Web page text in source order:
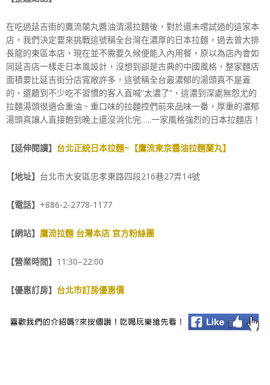
在吃過延吉街的鷹流蘭丸醬油清湯拉麵後，對於還未嚐試過的這家本
店，我們決定要來挑戰這號稱全台灣在濃厚的日本拉麵，過去曾大排
長龍的東區本店，現在並不需要久候便能入內用餐，原以為店內會如
同延吉店一樣走日本風設計，沒想到卻是古典的中國風格，整家麵店
面積要比延吉街分店寬敞許多，這號稱全台最濃郁的湯頭真不是蓋
的，還聽到不少吃不習慣的客人直喊”太濃了”，這濃到深處無怨尤的
拉麵湯頭很適合重油、重口味的拉麵控們前來品味一番，厚重的濃郁
湯頭真讓人直接飽到晚上還沒消化完…..一家風格強烈的日本拉麵店！
【延伸閱讀】 台北正統日本拉麵~【鷹流東京醬油拉麵蘭丸】
【地址】 台北市大安區忠孝東路四段216巷27弄14號
【電話】 +886-2-2778-1177
【網站】 鷹流拉麵 台灣本店 官方粉絲團
【營業時間】 11:30–22:00
【優惠訂房】 台北市訂房優惠價